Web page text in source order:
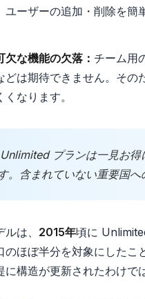
ユーザーの追加・削除を
欠な機能の欠落： チーム用
どは期待できません。その
なります。
プランは一見お得
。含まれていない重要国
は、 2015年頃に
のほぼ半分を対象にしたこ
構造が更新されたわけで